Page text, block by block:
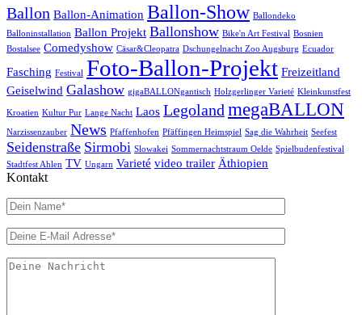
Ballon Ballon-Animation Ballon-Show Ballondeko
Balloninstallation Ballon Projekt Ballonshow Bike'n Art Festival Bosnien
Bostalsee Comedyshow Cäsar&Cleopatra Dschungelnacht Zoo Augsburg Ecuador
Fasching Festival Foto-Ballon-Projekt Freizeitland
Geiselwind Galashow gigaBALLONgantisch Holzgerlinger Varieté Kleinkunstfest
Kroatien Kultur Pur Lange Nacht Laos LegolandmegaBALLON
Narzissenzauber News Pfaffenhofen Pfäffingen Heimspiel Sag die Wahrheit Seefest
Seidenstraße Sirmobi Slowakei Sommernachtstraum Oelde Spielbudenfestival
Stadtfest Ahlen TV Ungarn Varieté video trailer Äthiopien
Kontakt